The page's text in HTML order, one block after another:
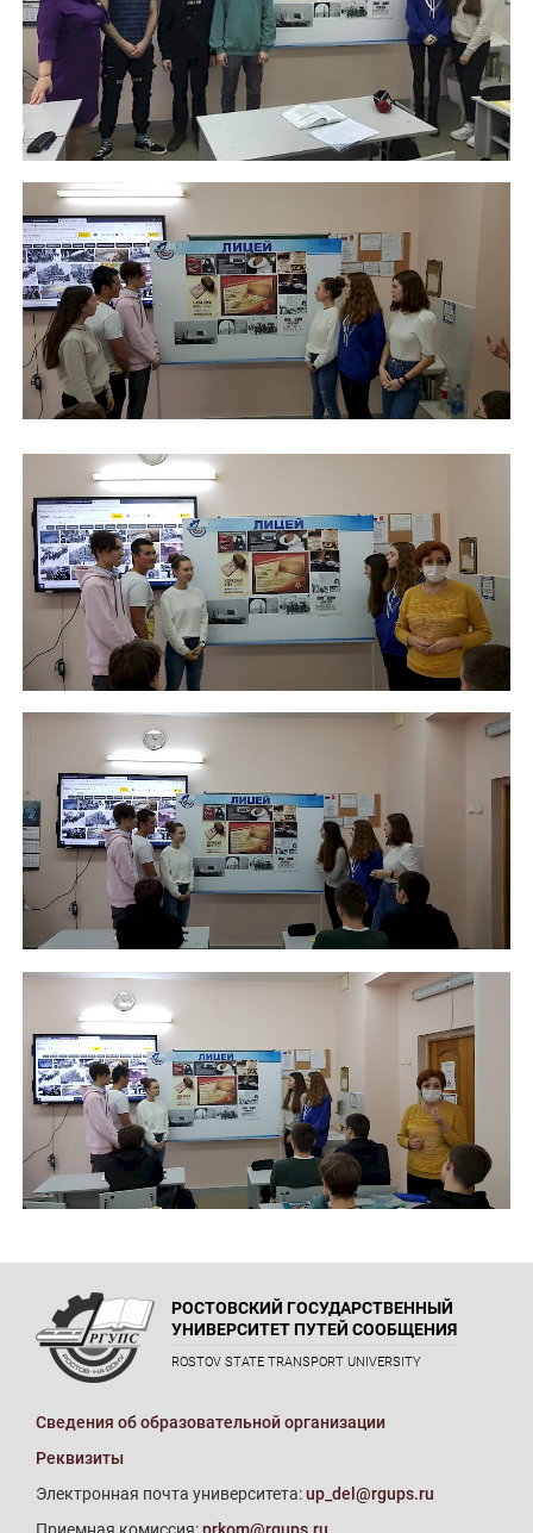
РОСТОВСКИЙ ГОСУДАРСТВЕННЫЙ
УНИВЕРСИТЕТ ПУТЕЙ СООБЩЕНИЯ
ROSTOV STATE TRANSPORT UNIVERSITY
Сведения об образовательной организации
Реквизиты
Электронная почта университета:up_del@rgups.ru
Приемная комиссия:prkom@rgups.ru